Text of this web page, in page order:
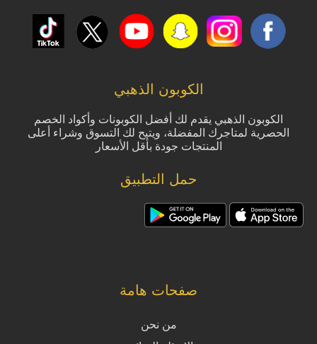
الكوبون الذهبي
الكوبون الذهبي يقدم لك أفضل الكوبونات وأكواد الخصم
الحصرية لمتاجرك المفضلة، ويتيح لك التسوق وشراء أعلى
المنتجات جودة بأقل الأسعار
حمل التطبيق
صفحات هامة
من نحن